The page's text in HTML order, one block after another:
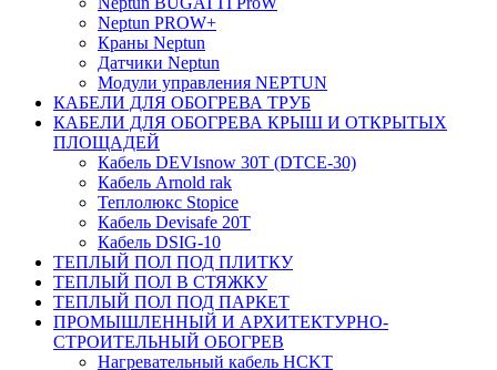
Neptun PROW+
Краны Neptun
Датчики Neptun
Модули управления NEPTUN
КАБЕЛИ ДЛЯ ОБОГРЕВА ТРУБ
КАБЕЛИ ДЛЯ ОБОГРЕВА КРЫШ И ОТКРЫТЫХ
ПЛОЩАДЕЙ
Кабель DEVIsnow 30Т (DTCE-30)
Кабель Arnold rak
Теплолюкс Stopice
Кабель Devisafe 20T
Кабель DSIG-10
ТЕПЛЫЙ ПОЛ ПОД ПЛИТКУ
ТЕПЛЫЙ ПОЛ В СТЯЖКУ
ТЕПЛЫЙ ПОЛ ПОД ПАРКЕТ
ПРОМЫШЛЕННЫЙ И АРХИТЕКТУРНО-
СТРОИТЕЛЬНЫЙ ОБОГРЕВ
Нагревательный кабель НCKТ